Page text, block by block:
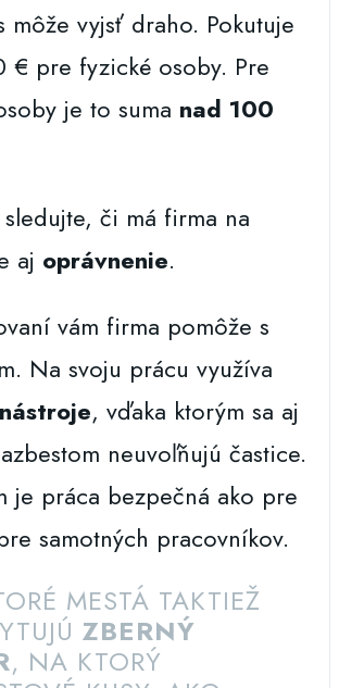
môže vyjsť draho. Pokutuje
€ pre fyzické osoby. Pre
je to suma nad 100
či má firma na
aj oprávnenie.
vám firma pomôže s
Na svoju prácu využíva
, vďaka ktorým sa aj
neuvoľňujú častice.
je práca bezpečná ako pre
samotných pracovníkov.
MESTÁ TAKTIEŽ
ZBERNÝ
, NA KTORÝ